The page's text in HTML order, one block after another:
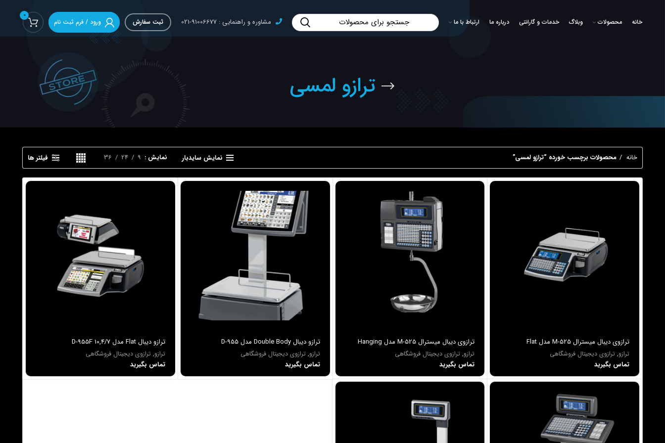
خانه محصولات وبلاگ خدمات و گارانتی درباره ما ارتباط با ما مشاوره و راهنمایی : 91006677-021 ثبت سفارش ورود / فرم ثبت نام
0
ترازو لمسی
خانه محصولات برچسب خورده “ترازو لمسی” نمایش سایدبار نمایش 9
24
36 فیلتر ها
ترازوی دیبال میسترال M-525 مدل Flat
ترازو, ترازوی دیجیتال فروشگاهی
تماس بگیرید
ترازوي ديبال میسترال M-525 مدل Hanging
ABS
ترازو, ترازوی دیجیتال فروشگاهی
تماس بگیرید
ترازو ديبال Double Body مدل D-955
ترازو,ترازوی دیجیتال فروشگاهی
تماس بگیرید
ترازو ديبال Flat مدل D-955F 10,4/7
ترازو,ترازوی دیجیتال فروشگاهی
تماس بگیرید
آماده پاسخگویی به سوالات شما هستیم!